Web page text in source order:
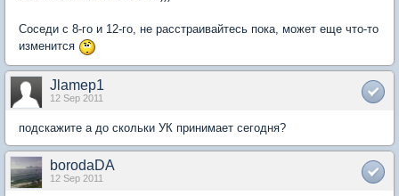
Соседи с 8-го и 12-го, не расстраивайтесь пока, может еще что-то
изменится
Jlamep1
12 Sep 2011
подскажите а до скольки УК принимает сегодня?
borodaDA
12 Sep 2011